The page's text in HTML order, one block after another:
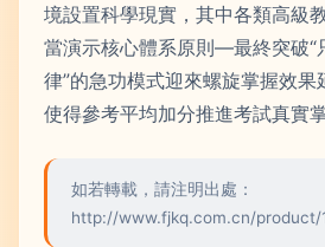
境設置科學現實，其中各類高級
當演示核心體系原則—最終突破“
律”的急功模式迎來螺旋掌握效
使得參考平均加分推進考試真實
如若轉載，請注明出處：
http://www.fjkq.com.cn/product/